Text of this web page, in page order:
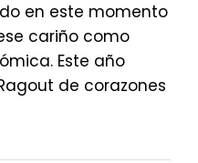
en este momento
cariño como
Este año
de corazones